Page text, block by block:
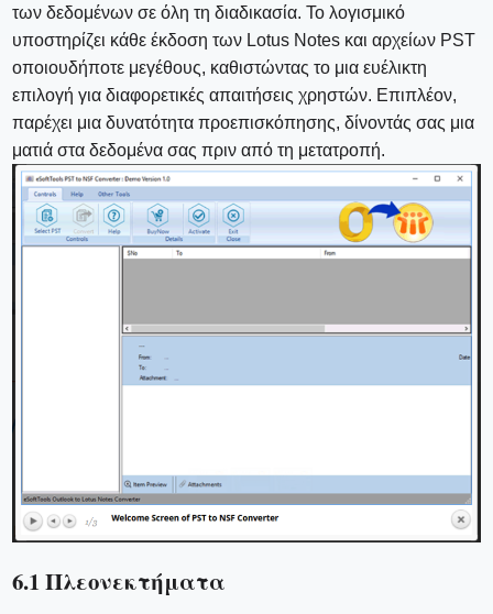
των δεδομένων σε όλη τη διαδικασία. Το λογισμικό
υποστηρίζει κάθε έκδοση των Lotus Notes και αρχείων PST
οποιουδήποτε μεγέθους, καθιστώντας το μια ευέλικτη
επιλογή για διαφορετικές απαιτήσεις χρηστών. Επιπλέον,
παρέχει μια δυνατότητα προεπισκόπησης, δίνοντάς σας μια
ματιά στα δεδομένα σας πριν από τη μετατροπή.
6.1 Πλεονεκτήματα